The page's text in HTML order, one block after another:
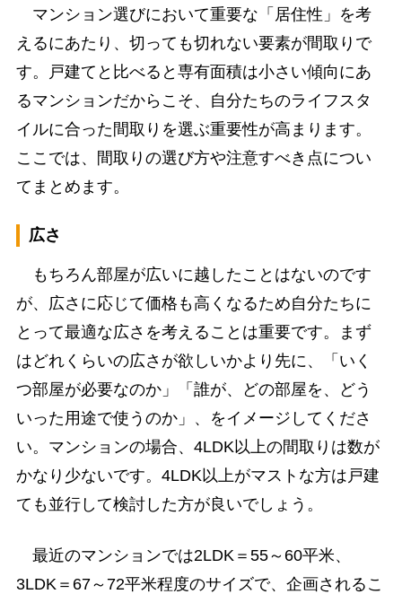
マンション選びにおいて重要な「居住性」を考
えるにあたり、切っても切れない要素が間取りで
す。戸建てと比べると専有面積は小さい傾向にあ
るマンションだからこそ、自分たちのライフスタ
イルに合った間取りを選ぶ重要性が高まります。
ここでは、間取りの選び方や注意すべき点につい
てまとめます。
広さ
もちろん部屋が広いに越したことはないのです
が、広さに応じて価格も高くなるため自分たちに
とって最適な広さを考えることは重要です。まず
はどれくらいの広さが欲しいかより先に、「いく
つ部屋が必要なのか」「誰が、どの部屋を、どう
いった用途で使うのか」、をイメージしてくださ
い。マンションの場合、4LDK以上の間取りは数が
かなり少ないです。4LDK以上がマストな方は戸建
ても並行して検討した方が良いでしょう。
最近のマンションでは2LDK＝55～60平米、
3LDK＝67～72平米程度のサイズで、企画されるこ